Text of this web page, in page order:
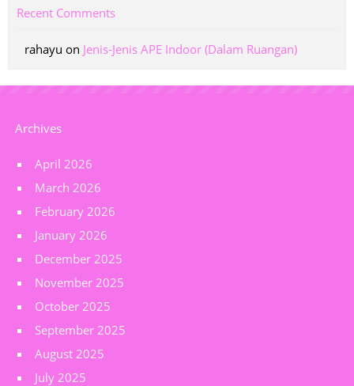
Recent Comments
rahayu on Jenis-Jenis APE Indoor (Dalam Ruangan)
Archives
April 2026
March 2026
February 2026
January 2026
December 2025
November 2025
October 2025
September 2025
August 2025
July 2025